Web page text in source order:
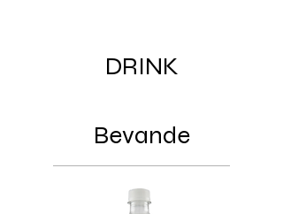
DRINK
Bevande